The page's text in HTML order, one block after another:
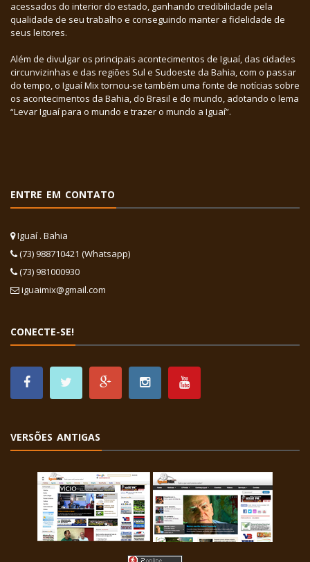
acessados do interior do estado, ganhando credibilidade pela
qualidade de seu trabalho e conseguindo manter a fidelidade de
seus leitores.
Além de divulgar os principais acontecimentos de Iguaí, das cidades
circunvizinhas e das regiões Sul e Sudoeste da Bahia, com o passar
do tempo, o Iguaí Mix tornou-se também uma fonte de notícias sobre
os acontecimentos da Bahia, do Brasil e do mundo, adotando o lema
“Levar Iguaí para o mundo e trazer o mundo a Iguaí”.
ENTRE EM CONTATO
Iguaí . Bahia
(73) 988710421 (Whatsapp)
(73) 981000930
iguaimix@gmail.com
CONECTE-SE!
VERSÕES ANTIGAS